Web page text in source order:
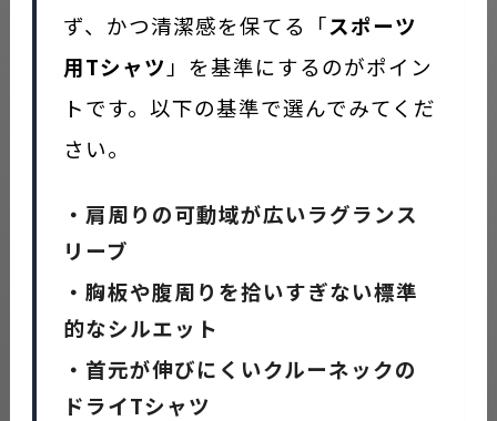
ず、かつ清潔感を保てる「スポーツ
用Tシャツ 」を基準にするのがポイン
トです。以下の基準で選んでみてくだ
さい。
・肩周りの可動域が広いラグランス
リーブ
・胸板や腹周りを拾いすぎない標準
的なシルエット
・首元が伸びにくいクルーネックの
ドライTシャツ